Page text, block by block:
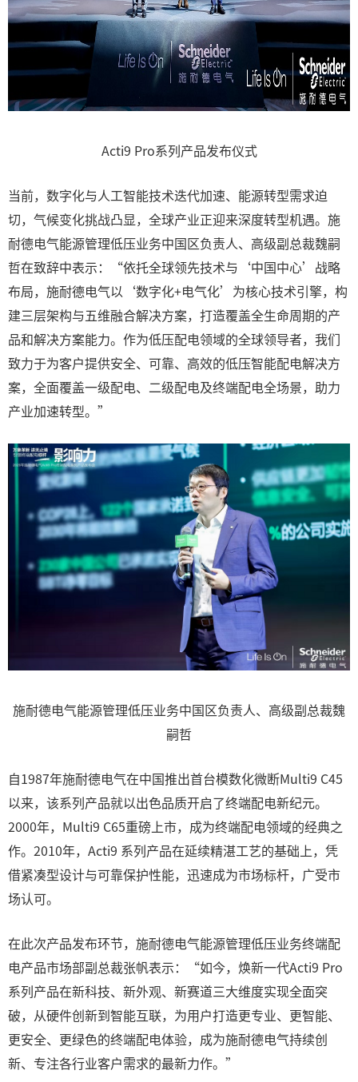
Acti9 Pro系列产品发布仪式
当前，数字化与人工智能技术迭代加速、能源转型需求迫
切，气候变化挑战凸显，全球产业正迎来深度转型机遇。施
耐德电气能源管理低压业务中国区负责人、高级副总裁魏嗣
哲在致辞中表示：“依托全球领先技术与‘中国中心’战略
布局，施耐德电气以‘数字化+电气化’为核心技术引擎，构
建三层架构与五维融合解决方案，打造覆盖全生命周期的产
品和解决方案能力。作为低压配电领域的全球领导者，我们
致力于为客户提供安全、可靠、高效的低压智能配电解决方
案，全面覆盖一级配电、二级配电及终端配电全场景，助力
产业加速转型。”
施耐德电气能源管理低压业务中国区负责人、高级副总裁魏
嗣哲
自1987年施耐德电气在中国推出首台模数化微断Multi9 C45
以来，该系列产品就以出色品质开启了终端配电新纪元。
2000年，Multi9 C65重磅上市，成为终端配电领域的经典之
作。2010年，Acti9 系列产品在延续精湛工艺的基础上，凭
借紧凑型设计与可靠保护性能，迅速成为市场标杆，广受市
场认可。
在此次产品发布环节，施耐德电气能源管理低压业务终端配
电产品市场部副总裁张帆表示：“如今，焕新一代Acti9 Pro
系列产品在新科技、新外观、新赛道三大维度实现全面突
破，从硬件创新到智能互联，为用户打造更专业、更智能、
更安全、更绿色的终端配电体验，成为施耐德电气持续创
新、专注各行业客户需求的最新力作。”